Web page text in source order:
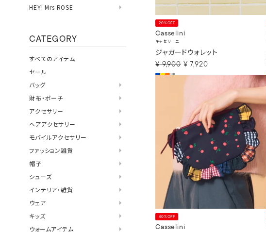
20%OFF
Casselini
キャセリーニ
ジャガードウォレット
¥ 9,900 ¥ 7,920
40%OFF
Casselini
HEY! Mrs ROSE
CATEGORY
すべてのアイテム
セール
バッグ
財布・ポーチ
アクセサリー
ヘアアクセサリー
モバイルアクセサリー
ファッション雑貨
帽子
シューズ
インテリア・雑貨
ウェア
キッズ
ウォームアイテム